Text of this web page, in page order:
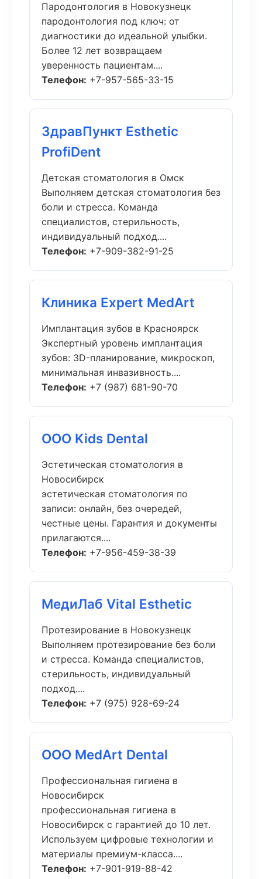
Пародонтология в Новокузнецк
пародонтология под ключ: от
диагностики до идеальной улыбки.
Более 12 лет возвращаем
уверенность пациентам....
Телефон: +7-957-565-33-15
ЗдравПункт Esthetic
ProfiDent
Детская стоматология в Омск
Выполняем детская стоматология без
боли и стресса. Команда
специалистов, стерильность,
индивидуальный подход....
Телефон: +7-909-382-91-25
Клиника Expert MedArt
Имплантация зубов в Красноярск
Экспертный уровень имплантация
зубов: 3D-планирование, микроскоп,
минимальная инвазивность....
Телефон: +7 (987) 681-90-70
ООО Kids Dental
Эстетическая стоматология в
Новосибирск
эстетическая стоматология по
записи: онлайн, без очередей,
честные цены. Гарантия и документы
прилагаются....
Телефон: +7-956-459-38-39
МедиЛаб Vital Esthetic
Протезирование в Новокузнецк
Выполняем протезирование без боли
и стресса. Команда специалистов,
стерильность, индивидуальный
подход....
Телефон: +7 (975) 928-69-24
ООО MedArt Dental
Профессиональная гигиена в
Новосибирск
профессиональная гигиена в
Новосибирск с гарантией до 10 лет.
Используем цифровые технологии и
материалы премиум-класса....
Телефон: +7-901-919-88-42